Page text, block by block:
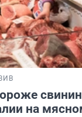
на